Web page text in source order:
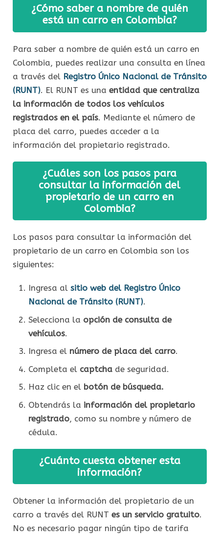
¿Cómo saber a nombre de quién
está un carro en Colombia?
Para saber a nombre de quién está un carro en
Colombia, puedes realizar una consulta en línea
a través del Registro Único Nacional de Tránsito
(RUNT). El RUNT es una entidad que centraliza
la información de todos los vehículos
registrados en el país. Mediante el número de
placa del carro, puedes acceder a la
información del propietario registrado.
¿Cuáles son los pasos para
consultar la información del
propietario de un carro en
Colombia?
Los pasos para consultar la información del
propietario de un carro en Colombia son los
siguientes:
Ingresa al sitio web del Registro Único
Nacional de Tránsito (RUNT).
Selecciona la opción de consulta de
vehículos.
Ingresa el número de placa del carro.
Completa el captchade seguridad.
Haz clic en el botón de búsqueda.
Obtendrás la información del propietario
registrado, como su nombre y número de
cédula.
¿Cuánto cuesta obtener esta
información?
Obtener la información del propietario de un
carro a través del RUNT es un servicio gratuito.
No es necesario pagar ningún tipo de tarifa